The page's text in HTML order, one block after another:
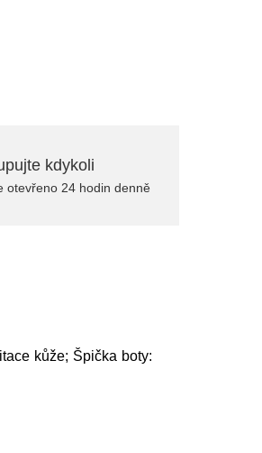
kdykoli
otevřeno 24 hodin denně
kůže; Špička boty: